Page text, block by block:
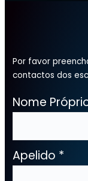
Por favor
contactos dos
Nome
Apelido *